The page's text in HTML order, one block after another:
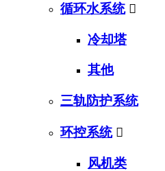
循环水系统 
冷却塔
其他
三轨防护系统
环控系统 
风机类